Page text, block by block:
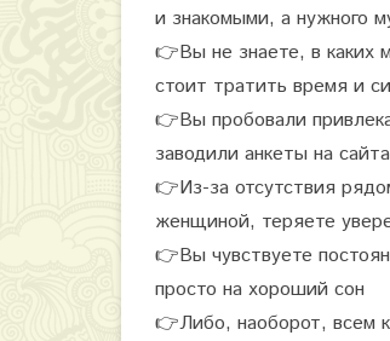
и знакомыми, а нужного
👉Вы не знаете, в каких
стоит тратить время и
👉Вы пробовали
заводили анкеты на
👉Из-за отсутствия
женщиной, теряете
👉Вы чувствуете
просто на хороший сон
👉Либо, наоборот, всем